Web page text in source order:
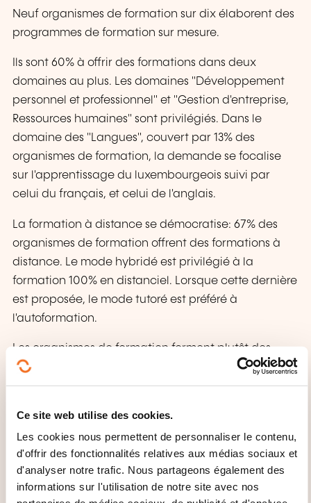
Ce site web utilise des cookies.
Les cookies nous permettent de personnaliser le contenu,
d'offrir des fonctionnalités relatives aux médias sociaux et
d'analyser notre trafic. Nous partageons également des
informations sur l'utilisation de notre site avec nos
Neuf organismes de formation sur dix élaborent des
programmes de formation sur mesure.
Ils sont 60% à offrir des formations dans deux
domaines au plus. Les domaines "Développement
personnel et professionnel" et "Gestion d'entreprise,
Ressources humaines" sont privilégiés. Dans le
domaine des "Langues", couvert par 13% des
organismes de formation, la demande se focalise
sur l'apprentissage du luxembourgeois suivi par
celui du français, et celui de l'anglais.
La formation à distance se démocratise: 67% des
organismes de formation offrent des formations à
distance. Le mode hybridé est privilégié à la
formation 100% en distanciel. Lorsque cette dernière
est proposée, le mode tutoré est préféré à
l'autoformation.
Les organismes de formation forment plutôt des
dirigeants, des cadres et des salariés du secteur
privé ainsi que des particuliers qui financent eux-
DIGITALISATION DE LA
FORMATION
Entre sept et huit organismes de formation sont